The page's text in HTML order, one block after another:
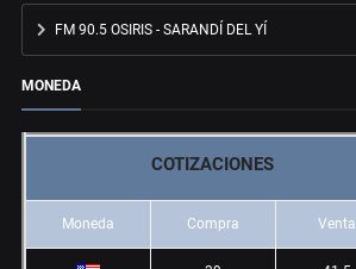
FM 90.5 OSIRIS - SARANDÍ DEL YÍ
MONEDA
COTIZACIONES
Moneda Compra Venta